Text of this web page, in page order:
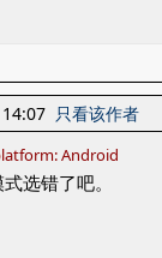
只看该作者
Android
选错了吧。